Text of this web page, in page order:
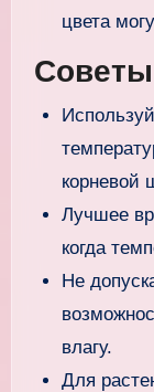
цвета
корневой
Лучшее
когда
Не
влагу.
Для